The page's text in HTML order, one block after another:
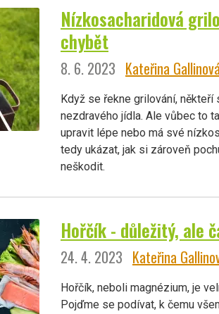
Nízkosacharidová
chybět
8. 6. 2023 Kateřina
Když se řekne grilování,
nezdravého jídla. Ale vůbec to
upravit lépe nebo má své
tedy ukázat, jak si zároveň
neškodit.
Hořčík - důležitý, ale
24. 4. 2023 Kateřina
Hořčík, neboli magnézium, je
Pojďme se podívat, k čemu